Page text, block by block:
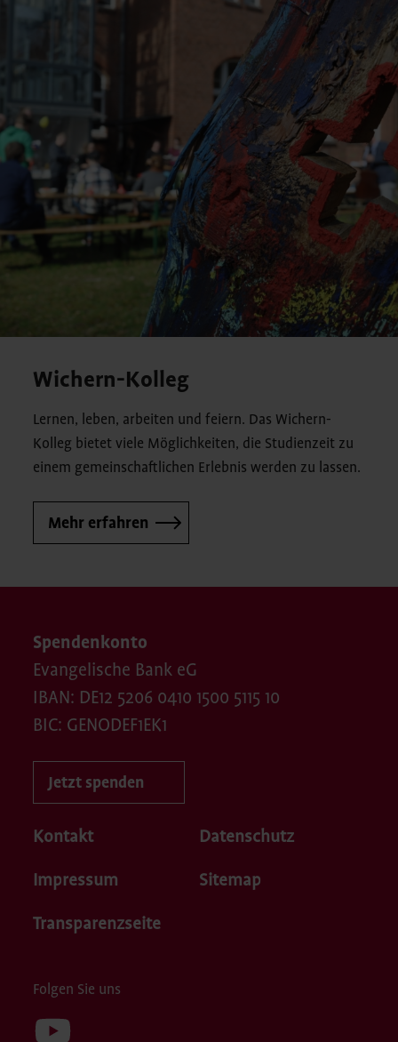
Wichern-Kolleg
Lernen, leben, arbeiten und feiern. Das Wichern-
Kolleg bietet viele Möglichkeiten, die Studienzeit zu
einem gemeinschaftlichen Erlebnis werden zu lassen.
Mehr erfahren
Kontakt Datenschutz
Impressum Sitemap
Transparenzseite
Folgen Sie uns
Spendenkonto
Evangelische Bank eG
IBAN: DE12 5206 0410 1500 5115 10
BIC: GENODEF1EK1
Jetzt spenden